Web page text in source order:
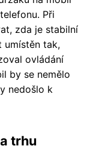
Při
zda je stabilní
umístěn tak,
ovládání
by se nemělo
nedošlo k
trhu